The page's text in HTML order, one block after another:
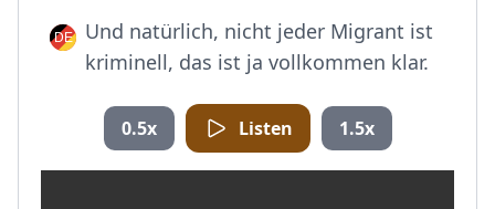
Und natürlich, nicht jeder Migrant ist
kriminell, das ist ja vollkommen klar.
0.5x Listen 1.5x